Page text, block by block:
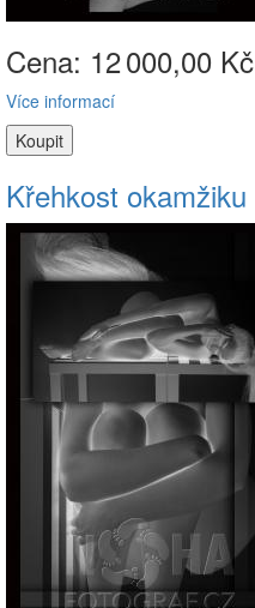
Cena: 12000,00 Kč
Více informací
Křehkost okamžiku